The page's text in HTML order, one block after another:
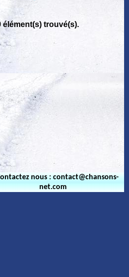
élément(s) trouvé(s).
nous : contact@chansons-
net.com